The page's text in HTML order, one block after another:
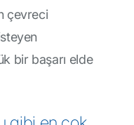
çevreci
bir başarı elde